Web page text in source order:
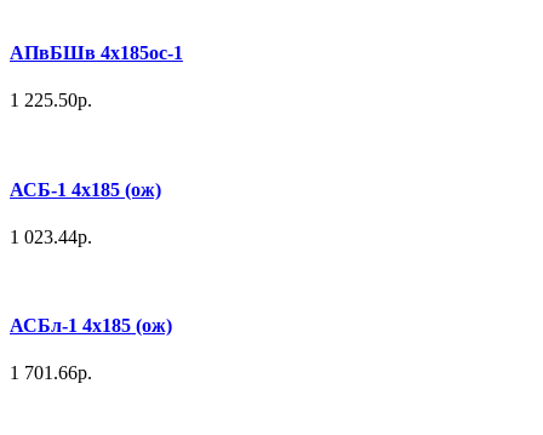
АПвБШв 4х185ос-1
1 225.50р.
АСБ-1 4х185 (ож)
1 023.44р.
АСБл-1 4х185 (ож)
1 701.66р.